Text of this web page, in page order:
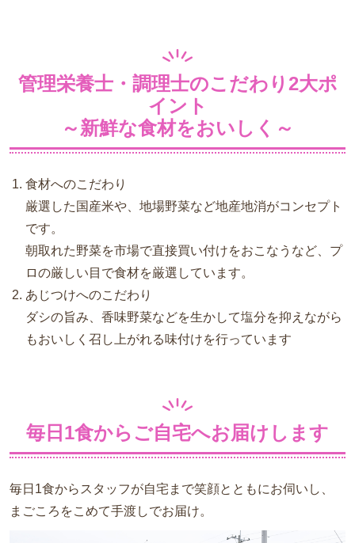
管理栄養士・調理士のこだわり2大ポ
イント
～新鮮な食材をおいしく～
食材へのこだわり
厳選した国産米や、地場野菜など地産地消がコンセプト
です。
朝取れた野菜を市場で直接買い付けをおこなうなど、プ
ロの厳しい目で食材を厳選しています。
あじつけへのこだわり
ダシの旨み、香味野菜などを生かして塩分を抑えながら
もおいしく召し上がれる味付けを行っています
毎日1食からご自宅へお届けします
毎日1食からスタッフが自宅まで笑顔とともにお伺いし、
まごころをこめて手渡しでお届け。